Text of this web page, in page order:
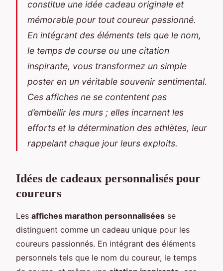
constitue une idée cadeau originale et
mémorable pour tout coureur passionné.
En intégrant des éléments tels que le nom,
le temps de course ou une citation
inspirante, vous transformez un simple
poster en un véritable souvenir sentimental.
Ces affiches ne se contentent pas
d’embellir les murs ; elles incarnent les
efforts et la détermination des athlètes, leur
rappelant chaque jour leurs exploits.
Idées de cadeaux personnalisés pour
coureurs
Les affiches marathon personnalisées se
distinguent comme un cadeau unique pour les
coureurs passionnés. En intégrant des éléments
personnels tels que le nom du coureur, le temps